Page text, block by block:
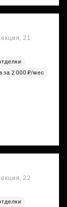
21
за 2 000 ₽/мес
22